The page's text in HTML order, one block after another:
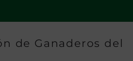
de Ganaderos del